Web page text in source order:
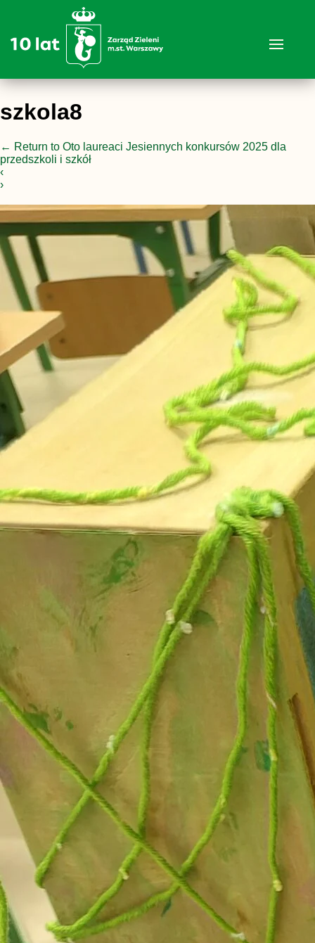
szkola8
← Return to Oto laureaci Jesiennych konkursów 2025 dla
przedszkoli i szkół
‹
›